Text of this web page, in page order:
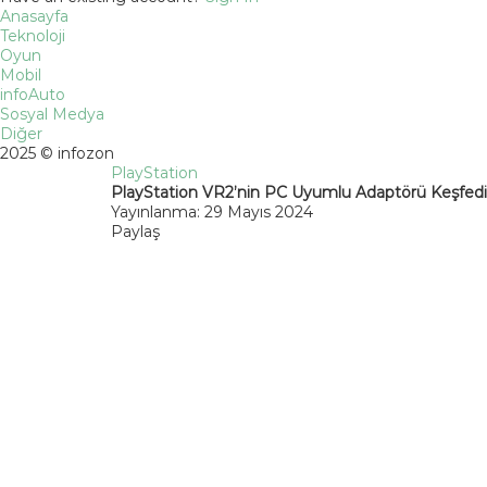
Anasayfa
Teknoloji
Oyun
Mobil
infoAuto
Sosyal Medya
Diğer
2025 © infozon
PlayStation
PlayStation VR2’nin PC Uyumlu Adaptörü
Yayınlanma: 29 Mayıs 2024
Paylaş